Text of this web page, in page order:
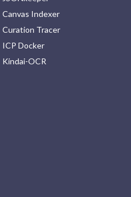
Canvas Indexer
Curation Tracer
ICP Docker
Kindai-OCR